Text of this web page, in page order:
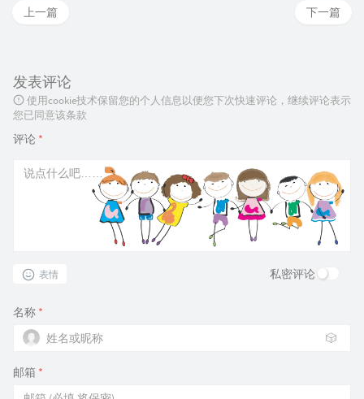
下一篇
上一篇
发表评论
使用cookie技术保留您的个人信息以便您下次快速评论，继续评论表示
您已同意该条款
评论 *
表情 私密评论
名称 *
🎲
邮箱 *